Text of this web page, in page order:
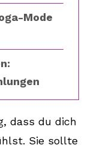
Mode
dass du dich
Sie sollte